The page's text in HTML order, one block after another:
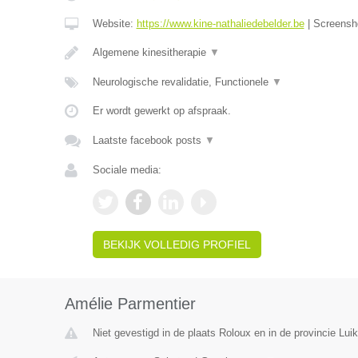
Website: https://www.kine-nathaliedebelder.be|
Algemene kinesitherapie ▼
Neurologische revalidatie, Functionele ▼
Er wordt gewerkt op afspraak.
Laatste facebook posts ▼
Sociale media:
BEKIJK VOLLEDIG PROFIEL
Amélie Parmentier
Niet gevestigd in de plaats Roloux en in de provincie